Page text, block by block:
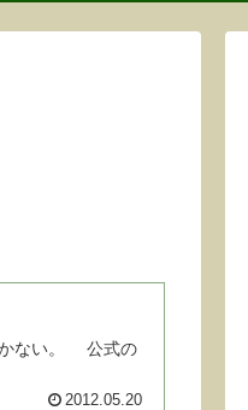
かない。 公式の
2012.05.20